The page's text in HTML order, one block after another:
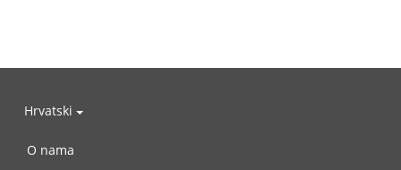
Hrvatski
O nama